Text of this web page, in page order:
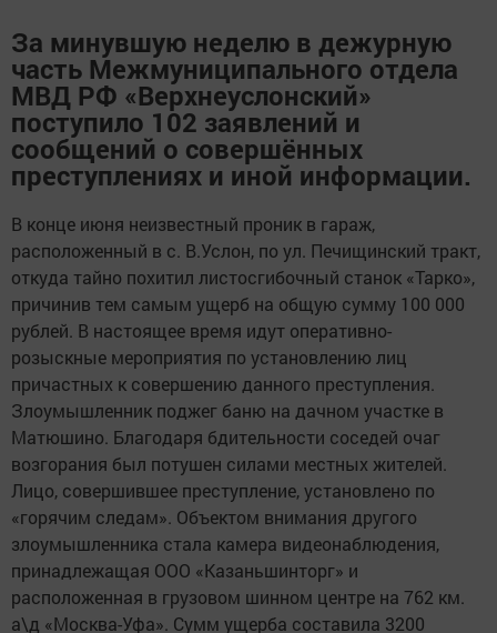
За минувшую неделю в дежурную
часть Межмуниципального отдела
МВД РФ «Верхнеуслонский»
поступило 102 заявлений и
сообщений о совершённых
преступлениях и иной информации.
В конце июня неизвестный проник в гараж,
расположенный в с. В.Услон, по ул. Печищинский тракт,
откуда тайно похитил листосгибочный станок «Тарко»,
причинив тем самым ущерб на общую сумму 100 000
рублей. В настоящее время идут оперативно-
розыскные мероприятия по установлению лиц
причастных к совершению данного преступления.
Злоумышленник поджег баню на дачном участке в
Матюшино. Благодаря бдительности соседей очаг
возгорания был потушен силами местных жителей.
Лицо, совершившее преступление, установлено по
«горячим следам». Объектом внимания другого
злоумышленника стала камера видеонаблюдения,
принадлежащая ООО «Казаньшинторг» и
расположенная в грузовом шинном центре на 762 км.
а\д «Москва-Уфа». Сумм ущерба составила 3200